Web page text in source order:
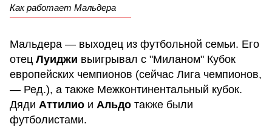
Как работает Мальдера
Мальдера — выходец из футбольной семьи. Его
отец Луиджи выигрывал с "Миланом" Кубок
европейских чемпионов (сейчас Лига чемпионов,
— Ред.), а также Межконтинентальный кубок.
Дяди Аттилио и Альдо также были
футболистами.